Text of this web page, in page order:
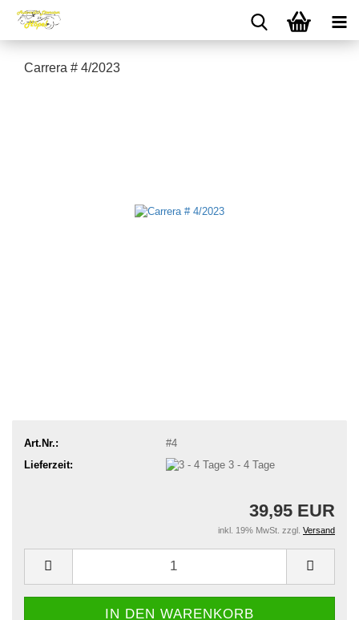
Carrera # 4/2023
Art.Nr.:
#4
Lieferzeit:
3 - 4 Tage
39,95 EUR
inkl. 19% MwSt. zzgl. Versand